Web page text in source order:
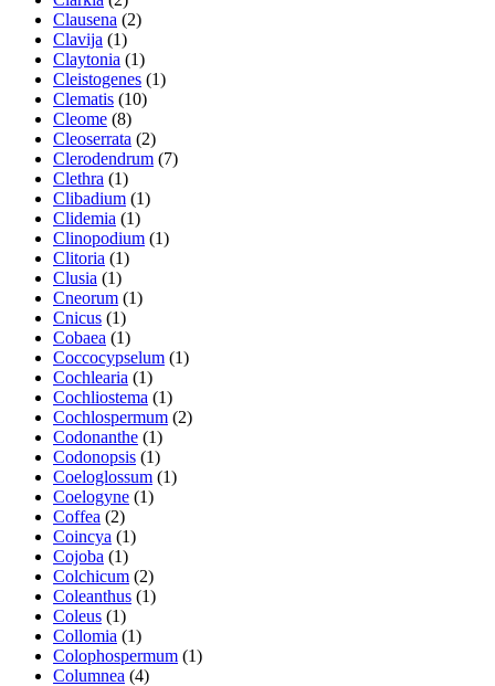
Clausena (2)
Clavija (1)
Claytonia (1)
Cleistogenes (1)
Clematis (10)
Cleome (8)
Cleoserrata (2)
Clerodendrum (7)
Clethra (1)
Clibadium (1)
Clidemia (1)
Clinopodium (1)
Clitoria (1)
Clusia (1)
Cneorum (1)
Cnicus (1)
Cobaea (1)
Coccocypselum (1)
Cochlearia (1)
Cochliostema (1)
Cochlospermum (2)
Codonanthe (1)
Codonopsis (1)
Coeloglossum (1)
Coelogyne (1)
Coffea (2)
Coincya (1)
Cojoba (1)
Colchicum (2)
Coleanthus (1)
Coleus (1)
Collomia (1)
Colophospermum (1)
Columnea (4)